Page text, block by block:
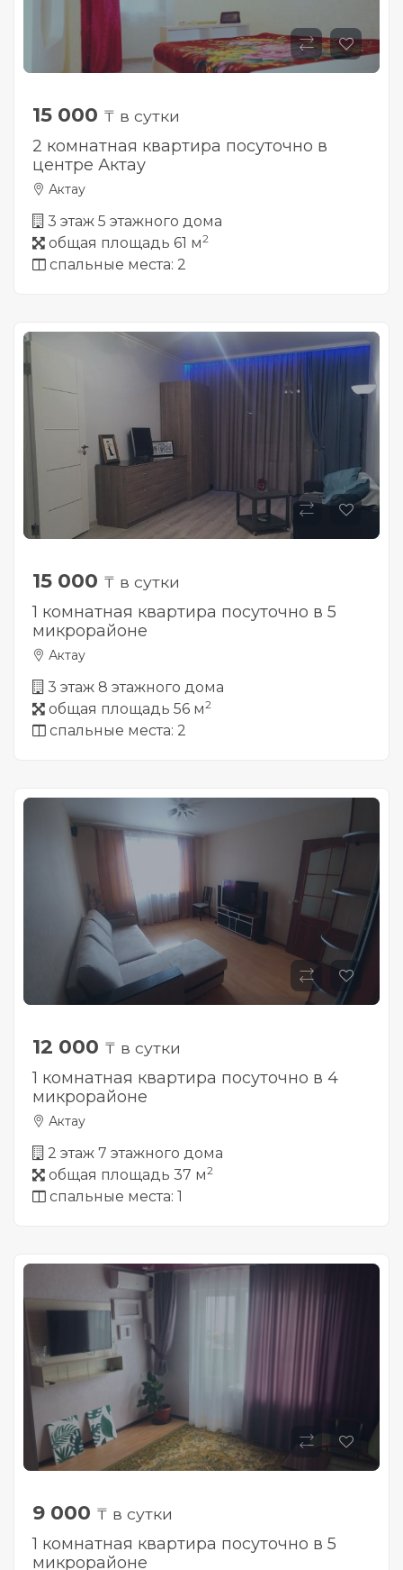
15 000 ₸ в сутки
2 комнатная квартира посуточно в
центре Актау
Актау
3 этаж 5 этажного дома
общая площадь 61 м2
спальные места: 2
15 000 ₸ в сутки
1 комнатная квартира посуточно в 5
микрорайоне
Актау
3 этаж 8 этажного дома
общая площадь 56 м2
спальные места: 2
12 000 ₸ в сутки
1 комнатная квартира посуточно в 4
микрорайоне
Актау
2 этаж 7 этажного дома
общая площадь 37 м2
спальные места: 1
9 000 ₸ в сутки
1 комнатная квартира посуточно в 5
микрорайоне